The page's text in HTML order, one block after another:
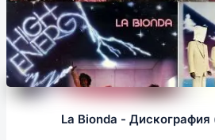
La Bionda - Дискография